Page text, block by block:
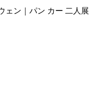
ェン｜パン カー 二人展